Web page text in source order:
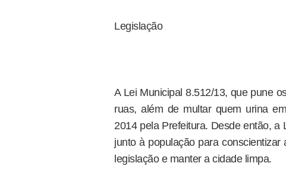
Legislação
A Lei Municipal 8.512/13, que pune
ruas, além de multar quem urina
2014 pela Prefeitura. Desde então,
junto à população para
legislação e manter a cidade limpa.